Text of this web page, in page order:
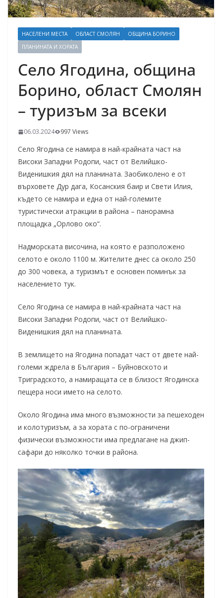
НАСЕЛЕНИ МЕСТА ОБЛАСТ СМОЛЯН
ОБЩИНА БОРИНО
ПЛАНИНАТА И ХОРАТА
Село Ягодина, община
Борино, област Смолян
– туризъм за всеки
06.03.2024 997 Views
Село Ягодина се намира в най-крайната част на
Високи Западни Родопи, част от Велийшко-
Виденишкия дял на планината. Заобиколено е от
върховете Дур дага, Косанския баир и Свети Илия,
където се намира и една от най-големите
туристически атракции в района – панорамна
площадка „Орлово око“.
Надморската височина, на която е разположено
селото е около 1100 м. Жителите днес са около 250
до 300 човека, а туризмът е основен поминък за
населението тук.
Село Ягодина се намира в най-крайната част на
Високи Западни Родопи, част от Велийшко-
Виденишкия дял на планината.
В землището на Ягодина попадат част от двете най-
големи ждрела в България – Буйновското и
Триградското, а намиращата се в близост Ягодинска
пещера носи името на селото.
Около Ягодина има много възможности за пешеходен
и колотуризъм, а за хората с по-ограничени
физически възможности има предлагане на джип-
сафари до няколко точки в района.